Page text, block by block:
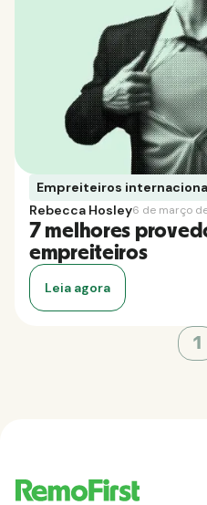
Empreiteiros
Rebecca Hosley6 de março
7 melhores
empreiteiros
Leia agora
1